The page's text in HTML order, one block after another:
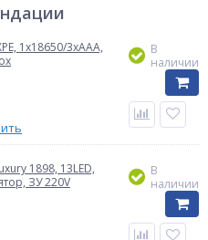
1х18650/3xAAA,
В
наличии
1898, 13LED,
ЗУ 220V
В
наличии